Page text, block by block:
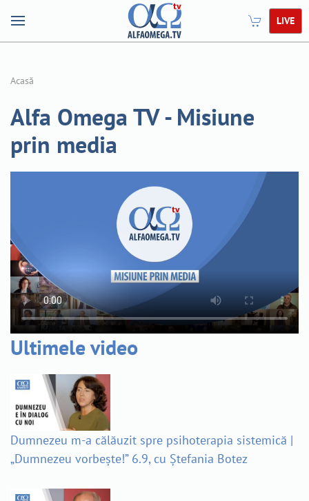
LIVE
Acasă
Alfa Omega TV - Misiune
prin media
Ultimele video
Dumnezeu m-a călăuzit spre psihoterapia sistemică |
„Dumnezeu vorbește!” 6.9, cu Ștefania Botez